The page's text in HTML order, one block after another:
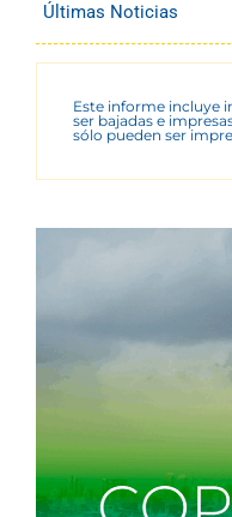
Últimas Noticias
Este informe incluye
ser bajadas e
sólo pueden ser